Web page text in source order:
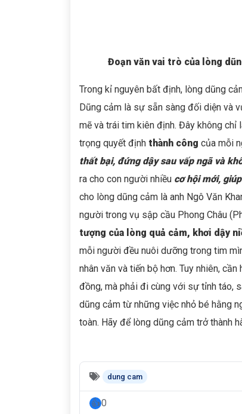
Đoạn văn vai trò của lòng
Trong kỉ nguyên bất định, lòng dũng
Dũng cảm là sự sẵn sàng đối diện và
mẽ và trái tim kiên định. Đây không
trọng quyết định thành công của mỗi
thất bại, đứng dậy sau vấp ngã và
ra cho con người nhiều cơ hội mới,
cho lòng dũng cảm là anh Ngô Văn
người trong vụ sập cầu Phong Châu
tượng của lòng quả cảm, khơi dậy
mỗi người đều nuôi dưỡng trong tim
nhân văn và tiến bộ hơn. Tuy nhiên,
đồng, mà phải đi cùng với sự tỉnh táo,
dũng cảm từ những việc nhỏ bé hằng
toàn. Hãy để lòng dũng cảm trở thành
dung cam
0